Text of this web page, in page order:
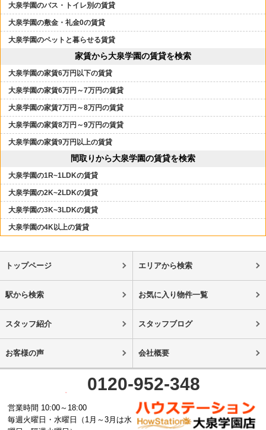
大泉学園のバス・トイレ別の賃貸
大泉学園の敷金・礼金0の賃貸
大泉学園のペットと暮らせる賃貸
家賃から大泉学園の賃貸を検索
大泉学園の家賃6万円以下の賃貸
大泉学園の家賃6万円～7万円の賃貸
大泉学園の家賃7万円～8万円の賃貸
大泉学園の家賃8万円～9万円の賃貸
大泉学園の家賃9万円以上の賃貸
間取りから大泉学園の賃貸を検索
大泉学園の1R~1LDKの賃貸
大泉学園の2K~2LDKの賃貸
大泉学園の3K~3LDKの賃貸
大泉学園の4K以上の賃貸
トップページ エリアから検索
駅から検索 お気に入り物件一覧
スタッフ紹介 スタッフブログ
お客様の声 会社概要
0120-952-348
営業時間 10:00～18:00
毎週火曜日・水曜日（1月～3月は水